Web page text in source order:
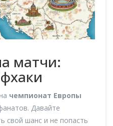
матчи:
чемпионат Европы
Давайте
свой шанс и не попасть